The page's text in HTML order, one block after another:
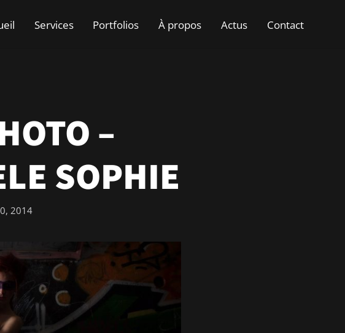
Services Portfolios À propos Actus Contact
–
SOPHIE
2014